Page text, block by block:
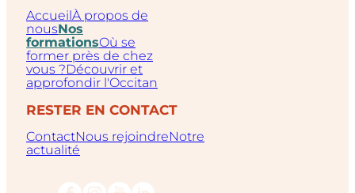
AccueilÀ propos de
nousNos
formationsOù se
former près de chez
vous ?Découvrir et
approfondir l'Occitan
RESTER EN CONTACT
ContactNous rejoindreNotre
actualité